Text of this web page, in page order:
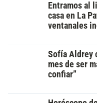
Entramos al
casa en La
ventanales
Sofía Aldrey
mes de ser
confiar”